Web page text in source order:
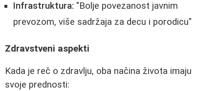
Infrastruktura: "Bolje povezanost javnim
prevozom, više sadržaja za decu i porodicu"
Zdravstveni aspekti
Kada je reč o zdravlju, oba načina života imaju
svoje prednosti: